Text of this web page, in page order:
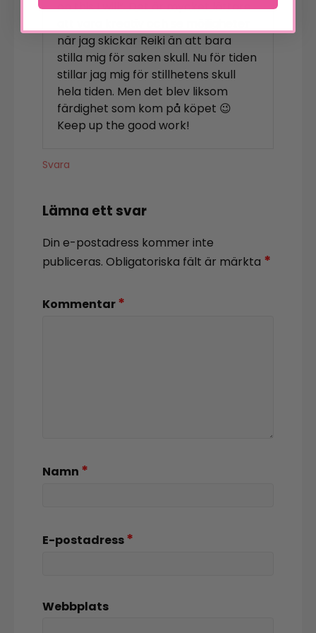
on this I will”. Det är mycket lättare
när jag skickar Reiki än att bara
stilla mig för saken skull. Nu för tiden
stillar jag mig för stillhetens skull
hela tiden. Men det blev liksom
färdighet som kom på köpet 😉
Keep up the good work!
Svara
Lämna ett svar
Din e-postadress kommer inte
publiceras. Obligatoriska fält är märkta *
Kommentar*
Namn *
E-postadress*
Webbplats